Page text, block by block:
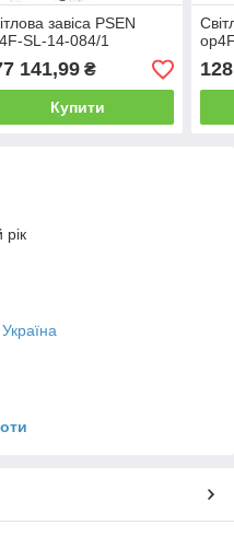
завіса PSEN
SL-14-084/1
141,99₴
Купити
рік